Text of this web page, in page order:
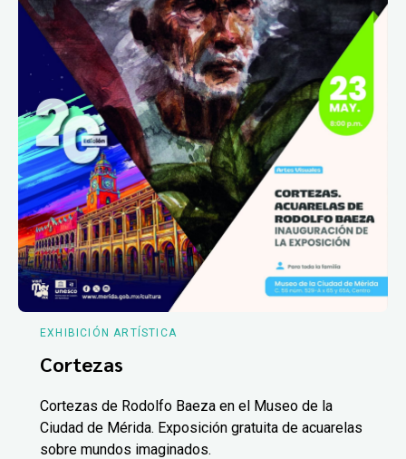
EXHIBICIÓN ARTÍSTICA
Cortezas
Cortezas de Rodolfo Baeza en el Museo de la
Ciudad de Mérida. Exposición gratuita de acuarelas
sobre mundos imaginados.